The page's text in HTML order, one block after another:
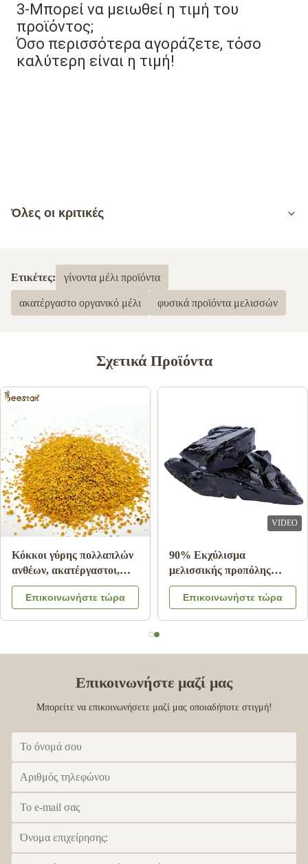
3-Μπορεί να μειωθεί η τιμή του
προϊόντος;
Όσο περισσότερα αγοράζετε, τόσο
καλύτερη είναι η τιμή!
Όλες οι κριτικές
Με βάση 50 πρόσφατες αναθεωρήσεις
5
100%
S safiyah Maghrabi,
Dec 9.2024
افضل شركة تعاملت معها ✨
Ετικέτες: γίνοντα μέλι προϊόντα
ακατέργαστο οργανικό μέλι φυσικά προϊόντα μελισσών
Σχετικά Προϊόντα
Χονδρικό φυσικό μέλι
μελισσών μέλι σίνδρου
100% φυσικά προϊόντα
μελισσών από την Κίνα
Επικοινωνήστε τώρα
VIDEO
10-HDA 2% Βασιλικός
Πολτός Οργανικής
Καλλιέργειας Φρέσκος,
Φυσικός, Καθαρός,
Επικοινωνήστε τώρα
Επικοινωνήστε μαζί μας
Μπορείτε να επικοινωνήσετε μαζί μας οποιαδήποτε στιγμή!